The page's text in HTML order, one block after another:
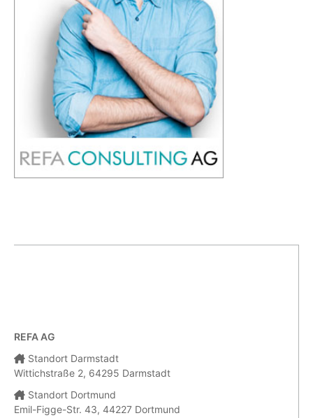
REFA AG
Standort Darmstadt
Wittichstraße 2, 64295 Darmstadt
Standort Dortmund
Emil-Figge-Str. 43, 44227 Dortmund